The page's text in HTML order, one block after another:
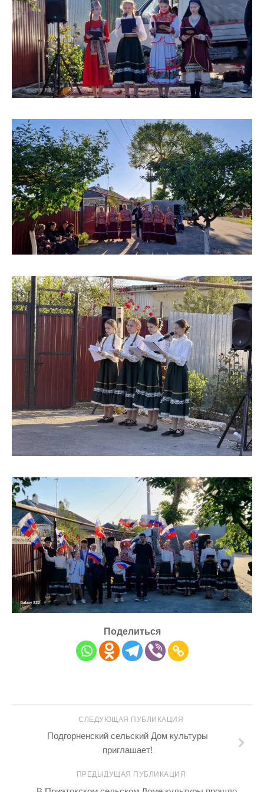
Поделиться
СЛЕДУЮЩАЯ ПУБЛИКАЦИЯ
Подгорненский сельский Дом культуры
приглашает!
ПРЕДЫДУЩАЯ ПУБЛИКАЦИЯ